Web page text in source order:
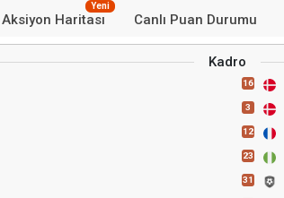
Aksiyon Haritası
Yeni
Canlı Puan Durumu
Kadro
16
3
12
23
31